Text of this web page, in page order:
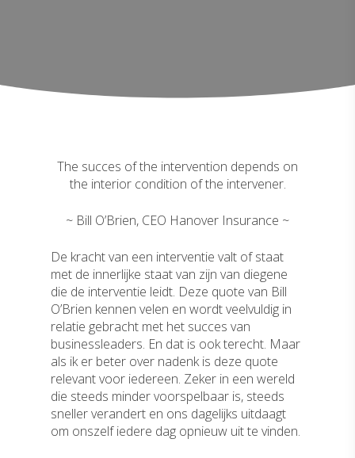
The succes of the intervention depends on
the interior condition of the intervener.
~ Bill O’Brien, CEO Hanover Insurance ~
De kracht van een interventie valt of staat
met de innerlijke staat van zijn van diegene
die de interventie leidt. Deze quote van Bill
O’Brien kennen velen en wordt veelvuldig in
relatie gebracht met het succes van
businessleaders. En dat is ook terecht. Maar
als ik er beter over nadenk is deze quote
relevant voor iedereen. Zeker in een wereld
die steeds minder voorspelbaar is, steeds
sneller verandert en ons dagelijks uitdaagt
om onszelf iedere dag opnieuw uit te vinden.